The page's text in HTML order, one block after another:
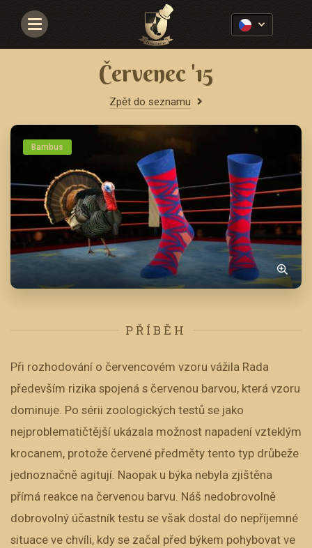
Navigace
Červenec '15
Zpět do seznamu
Bambus
PŘÍBĚH
Při rozhodování o červencovém vzoru vážila Rada
především rizika spojená s červenou barvou, která vzoru
dominuje. Po sérii zoologických testů se jako
nejproblematičtější ukázala možnost napadení vzteklým
krocanem, protože červené předměty tento typ drůbeže
jednoznačně agitují. Naopak u býka nebyla zjištěna
přímá reakce na červenou barvu. Náš nedobrovolně
dobrovolný účastník testu se však dostal do nepříjemné
situace ve chvíli, kdy se začal před býkem pohybovat ve